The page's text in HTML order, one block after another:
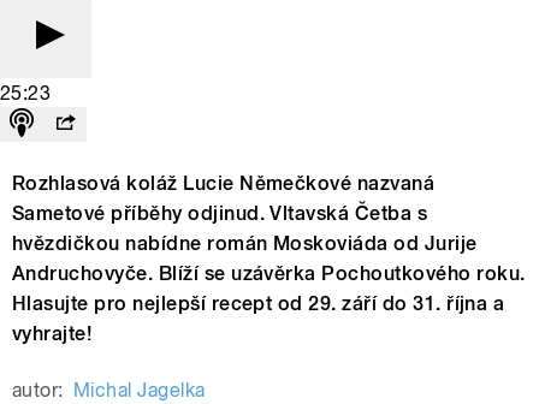
25:23
Rozhlasová koláž Lucie Němečkové nazvaná
Sametové příběhy odjinud. Vltavská Četba s
hvězdičkou nabídne román Moskoviáda od Jurije
Andruchovyče. Blíží se uzávěrka Pochoutkového roku.
Hlasujte pro nejlepší recept od 29. září do 31. října a
vyhrajte!
autor: Michal Jagelka